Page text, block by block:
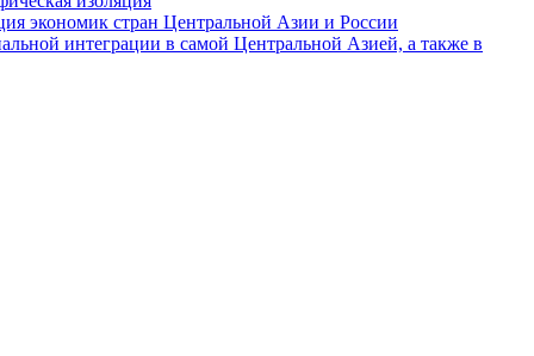
экономик стран Центральной Азии и России
интеграции в самой Центральной Азией, а также в